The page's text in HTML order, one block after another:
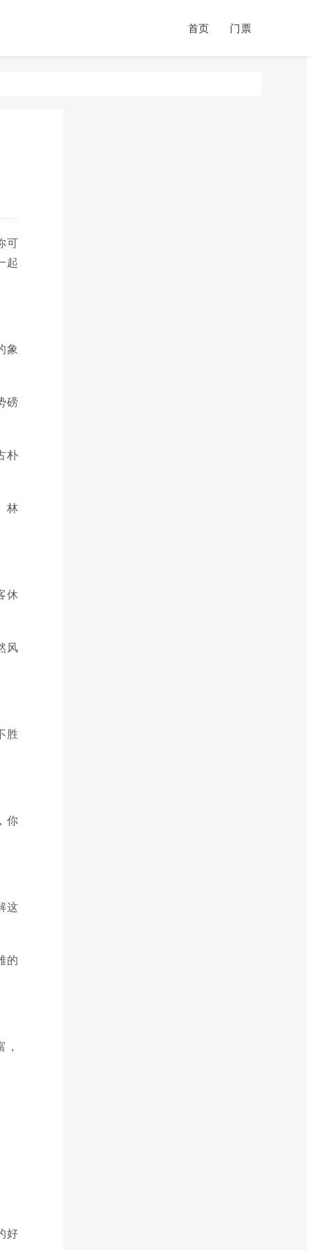
首页 门票
可
起
象
磅
朴
林
休
风
胜
你
这
的
好